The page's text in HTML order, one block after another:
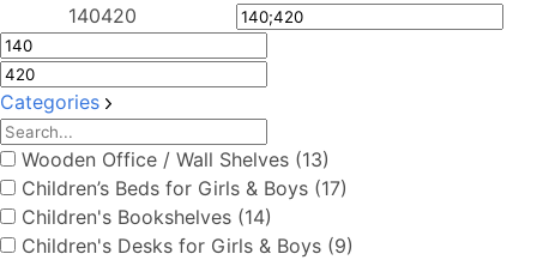
140420
Categories
Wooden Office / Wall Shelves (13)
Children’s Beds for Girls & Boys (17)
Children's Bookshelves (14)
Children's Desks for Girls & Boys (9)